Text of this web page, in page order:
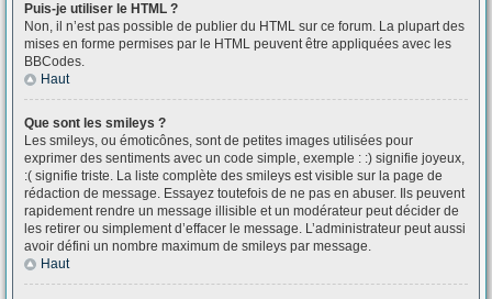
Puis-je utiliser le HTML ?
Non, il n’est pas possible de publier du HTML sur ce forum. La plupart des
mises en forme permises par le HTML peuvent être appliquées avec les
BBCodes.
Haut
Que sont les smileys ?
Les smileys, ou émoticônes, sont de petites images utilisées pour
exprimer des sentiments avec un code simple, exemple : :) signifie joyeux,
:( signifie triste. La liste complète des smileys est visible sur la page de
rédaction de message. Essayez toutefois de ne pas en abuser. Ils peuvent
rapidement rendre un message illisible et un modérateur peut décider de
les retirer ou simplement d’effacer le message. L’administrateur peut aussi
avoir défini un nombre maximum de smileys par message.
Haut